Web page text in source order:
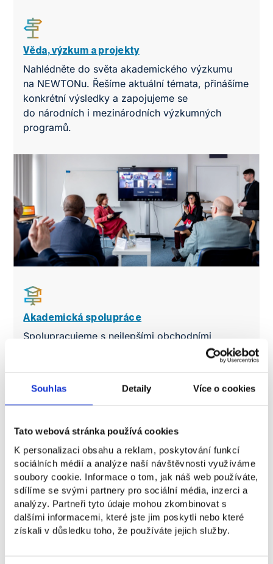
Souhlas Detaily Více o cookies
Tato webová stránka používá cookies
K personalizaci obsahu a reklam, poskytování funkcí
sociálních médií a analýze naší návštěvnosti využíváme
soubory cookie. Informace o tom, jak náš web používáte,
sdílíme se svými partnery pro sociální média, inzerci a
analýzy. Partneři tyto údaje mohou zkombinovat s
dalšími informacemi, které jste jim poskytli nebo které
získali v důsledku toho, že používáte jejich služby.
Věda, výzkum a projekty
Nahlédněte do světa akademického výzkumu
na NEWTONu. Řešíme aktuální témata, přinášíme
konkrétní výsledky a zapojujeme se
do národních i mezinárodních výzkumných
programů.
Akademická spolupráce
Spolupracujeme s nejlepšími obchodními
školami po celém světě. Sdílíme know-how,